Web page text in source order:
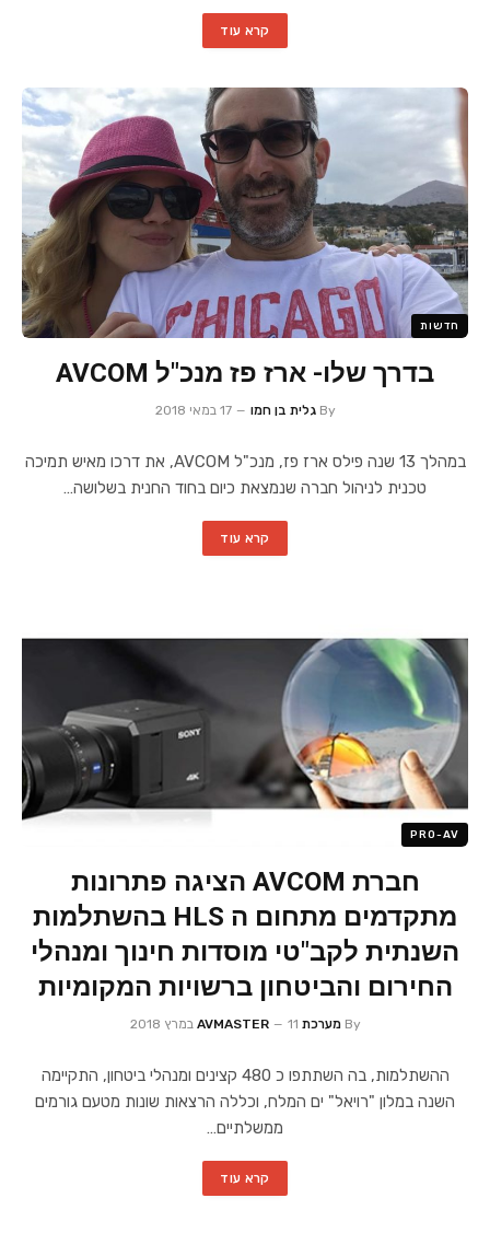
קרא עוד
חדשות
בדרך שלו- ארז פז מנכ"ל AVCOM
By גלית בן חמו 17 במאי 2018
במהלך 13 שנה פילס ארז פז, מנכ"ל AVCOM, את דרכו מאיש תמיכה
טכנית לניהול חברה שנמצאת כיום בחוד החנית בשלושה…
קרא עוד
PRO-AV
חברת AVCOM הציגה פתרונות
מתקדמים מתחום ה HLS בהשתלמות
השנתית לקב"טי מוסדות חינוך ומנהלי
החירום והביטחון ברשויות המקומיות
By מערכת AVMASTER 11 במרץ 2018
ההשתלמות, בה השתתפו כ 480 קצינים ומנהלי ביטחון, התקיימה
השנה במלון "רויאל" ים המלח, וכללה הרצאות שונות מטעם גורמים
ממשלתיים…
קרא עוד